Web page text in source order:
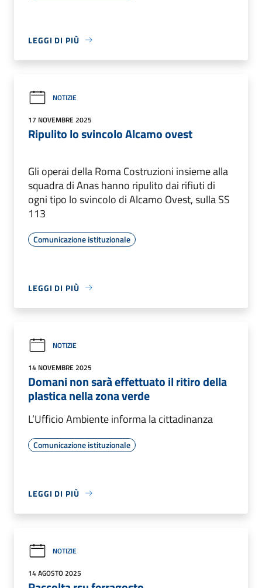
LEGGI DI PIÙ
NOTIZIE
17 NOVEMBRE 2025
Ripulito lo svincolo Alcamo ovest
Gli operai della Roma Costruzioni insieme alla
squadra di Anas hanno ripulito dai rifiuti di
ogni tipo lo svincolo di Alcamo Ovest, sulla SS
113
Comunicazione istituzionale
LEGGI DI PIÙ
NOTIZIE
14 NOVEMBRE 2025
Domani non sarà effettuato il ritiro della
plastica nella zona verde
L’Ufficio Ambiente informa la cittadinanza
Comunicazione istituzionale
LEGGI DI PIÙ
NOTIZIE
14 AGOSTO 2025